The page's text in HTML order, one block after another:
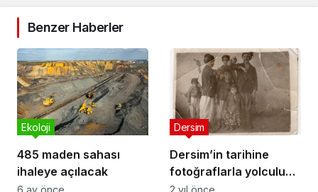
Benzer Haberler
485 maden sahası
ihaleye açılacak
Ekoloji
Dersim’in tarihine
fotoğraflarla yolculuk
yapmak ister misiniz?
Dersim